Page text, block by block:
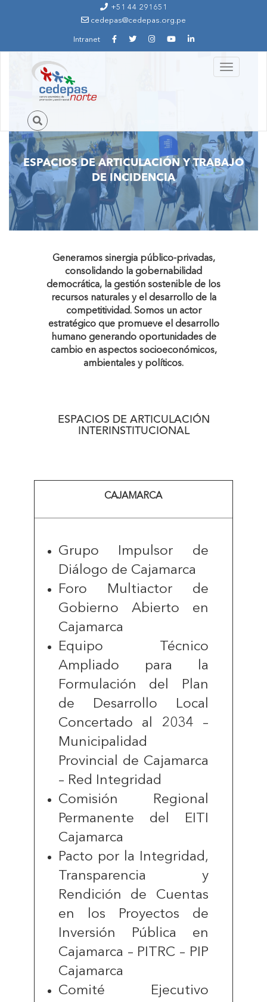
+51 44 291651
cedepas@cedepas.org.pe
Intranet
Toggle
navigation
ESPACIOS DE ARTICULACIÓN Y TRABAJO
DE INCIDENCIA
Generamos sinergia público-privadas,
consolidando la gobernabilidad
democrática, la gestión sostenible de los
recursos naturales y el desarrollo de la
competitividad. Somos un actor
estratégico que promueve el desarrollo
humano generando oportunidades de
cambio en aspectos socioeconómicos,
ambientales y políticos.
ESPACIOS DE ARTICULACIÓN
INTERINSTITUCIONAL
CAJAMARCA
Grupo Impulsor de
Diálogo de Cajamarca
Foro Multiactor de
Gobierno Abierto en
Cajamarca
Equipo Técnico
Ampliado para la
Formulación del Plan
de Desarrollo Local
Concertado al 2034 –
Municipalidad
Provincial de Cajamarca
– Red Integridad
Comisión Regional
Permanente del EITI
Cajamarca
Pacto por la Integridad,
Transparencia y
Rendición de Cuentas
en los Proyectos de
Inversión Pública en
Cajamarca – PITRC – PIP
Cajamarca
Comité Ejecutivo